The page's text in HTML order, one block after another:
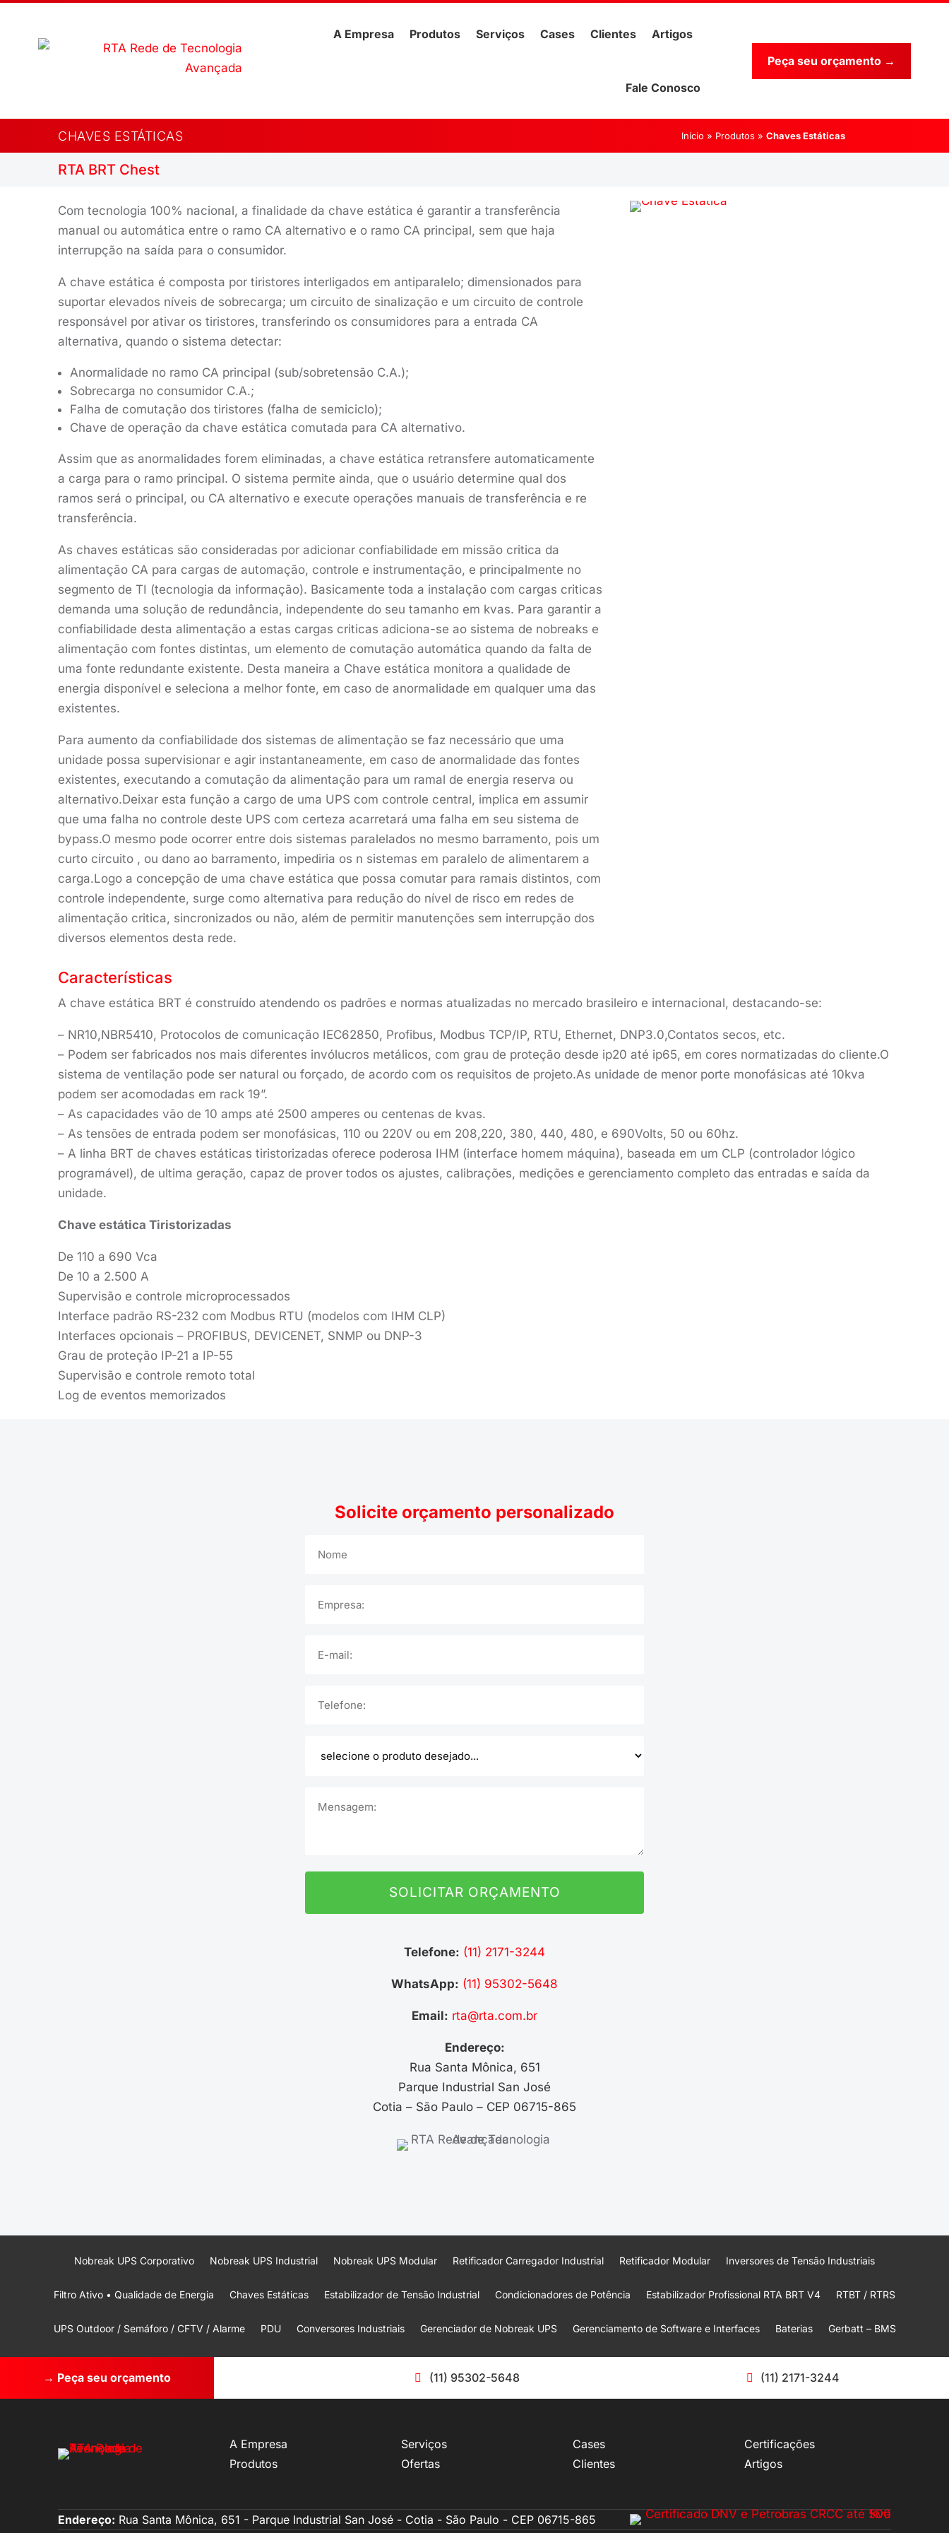
A Empresa Produtos Serviços Cases Clientes Artigos
Fale Conosco
Peça seu orçamento →
CHAVES ESTÁTICAS Início » Produtos »Chaves Estáticas
RTA BRT Chest
Com tecnologia 100% nacional, a finalidade da chave estática é garantir a transferência
manual ou automática entre o ramo CA alternativo e o ramo CA principal, sem que haja
interrupção na saída para o consumidor.
A chave estática é composta por tiristores interligados em antiparalelo; dimensionados para
suportar elevados níveis de sobrecarga; um circuito de sinalização e um circuito de controle
responsável por ativar os tiristores, transferindo os consumidores para a entrada CA
alternativa, quando o sistema detectar:
Anormalidade no ramo CA principal (sub/sobretensão C.A.);
Sobrecarga no consumidor C.A.;
Falha de comutação dos tiristores (falha de semiciclo);
Chave de operação da chave estática comutada para CA alternativo.
Assim que as anormalidades forem eliminadas, a chave estática retransfere automaticamente
a carga para o ramo principal. O sistema permite ainda, que o usuário determine qual dos
ramos será o principal, ou CA alternativo e execute operações manuais de transferência e re
transferência.
As chaves estáticas são consideradas por adicionar confiabilidade em missão critica da
alimentação CA para cargas de automação, controle e instrumentação, e principalmente no
segmento de TI (tecnologia da informação). Basicamente toda a instalação com cargas criticas
demanda uma solução de redundância, independente do seu tamanho em kvas. Para garantir a
confiabilidade desta alimentação a estas cargas criticas adiciona-se ao sistema de nobreaks e
alimentação com fontes distintas, um elemento de comutação automática quando da falta de
uma fonte redundante existente. Desta maneira a Chave estática monitora a qualidade de
energia disponível e seleciona a melhor fonte, em caso de anormalidade em qualquer uma das
existentes.
Para aumento da confiabilidade dos sistemas de alimentação se faz necessário que uma
unidade possa supervisionar e agir instantaneamente, em caso de anormalidade das fontes
existentes, executando a comutação da alimentação para um ramal de energia reserva ou
alternativo.Deixar esta função a cargo de uma UPS com controle central, implica em assumir
que uma falha no controle deste UPS com certeza acarretará uma falha em seu sistema de
bypass.O mesmo pode ocorrer entre dois sistemas paralelados no mesmo barramento, pois um
curto circuito , ou dano ao barramento, impediria os n sistemas em paralelo de alimentarem a
carga.Logo a concepção de uma chave estática que possa comutar para ramais distintos, com
controle independente, surge como alternativa para redução do nível de risco em redes de
alimentação critica, sincronizados ou não, além de permitir manutenções sem interrupção dos
diversos elementos desta rede.
Características
A chave estática BRT é construído atendendo os padrões e normas atualizadas no mercado brasileiro e internacional, destacando-se:
– NR10,NBR5410, Protocolos de comunicação IEC62850, Profibus, Modbus TCP/IP, RTU, Ethernet, DNP3.0,Contatos secos, etc.
– Podem ser fabricados nos mais diferentes invólucros metálicos, com grau de proteção desde ip20 até ip65, em cores normatizadas do cliente.O
sistema de ventilação pode ser natural ou forçado, de acordo com os requisitos de projeto.As unidade de menor porte monofásicas até 10kva
podem ser acomodadas em rack 19”.
– As capacidades vão de 10 amps até 2500 amperes ou centenas de kvas.
– As tensões de entrada podem ser monofásicas, 110 ou 220V ou em 208,220, 380, 440, 480, e 690Volts, 50 ou 60hz.
– A linha BRT de chaves estáticas tiristorizadas oferece poderosa IHM (interface homem máquina), baseada em um CLP (controlador lógico
programável), de ultima geração, capaz de prover todos os ajustes, calibrações, medições e gerenciamento completo das entradas e saída da
unidade.
Chave estática Tiristorizadas
De 110 a 690 Vca
De 10 a 2.500 A
Supervisão e controle microprocessados
Interface padrão RS-232 com Modbus RTU (modelos com IHM CLP)
Interfaces opcionais – PROFIBUS, DEVICENET, SNMP ou DNP-3
Grau de proteção IP-21 a IP-55
Supervisão e controle remoto total
Log de eventos memorizados
Solicite orçamento personalizado
Telefone: (11) 2171-3244
WhatsApp: (11) 95302-5648
Email: rta@rta.com.br
Endereço:
Rua Santa Mônica, 651
Parque Industrial San José
Cotia – São Paulo – CEP 06715-865
Nobreak UPS Corporativo Nobreak UPS Industrial Nobreak UPS Modular Retificador Carregador Industrial Retificador Modular Inversores de Tensão Industriais
Filtro Ativo • Qualidade de Energia Chaves Estáticas Estabilizador de Tensão Industrial Condicionadores de Potência Estabilizador Profissional RTA BRT V4 RTBT / RTRS
UPS Outdoor / Semáforo / CFTV / Alarme PDU Conversores Industriais Gerenciador de Nobreak UPS Gerenciamento de Software e Interfaces Baterias Gerbatt – BMS
→ Peça seu orçamento (11) 95302-5648 (11) 2171-3244
A Empresa
Produtos
Serviços
Ofertas
Cases
Clientes
Certificações
Artigos
Endereço: Rua Santa Mônica, 651 - Parque Industrial San José - Cotia - São Paulo - CEP 06715-865